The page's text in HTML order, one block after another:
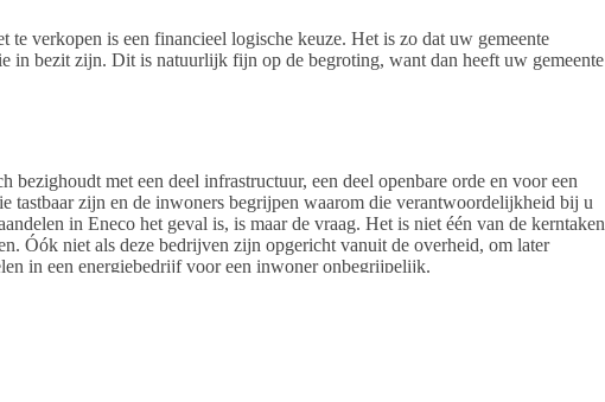
te verkopen is een financieel logische keuze. Het is zo dat uw gemeente
in bezit zijn. Dit is natuurlijk fijn op de begroting, want dan heeft uw gemeente
bezighoudt met een deel infrastructuur, een deel openbare orde en voor een
tastbaar zijn en de inwoners begrijpen waarom die verantwoordelijkheid bij u
in Eneco het geval is, is maar de vraag. Het is niet één van de kerntaken
Óók niet als deze bedrijven zijn opgericht vanuit de overheid, om later
in een energiebedrijf voor een inwoner onbegrijpelijk.